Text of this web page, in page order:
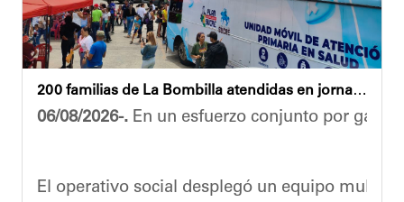
200 familias de La Bombilla atendidas en jornada integral
06/08/2026-. En un esfuerzo conjunto por
El operativo social desplegó un equipo